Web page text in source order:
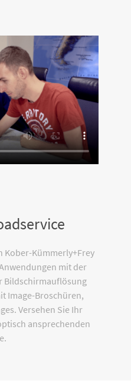
Kober-Kümmerly+Frey
mit der
Bildschirmauflösung
Image-Broschüren,
Versehen Sie Ihr
ansprechenden